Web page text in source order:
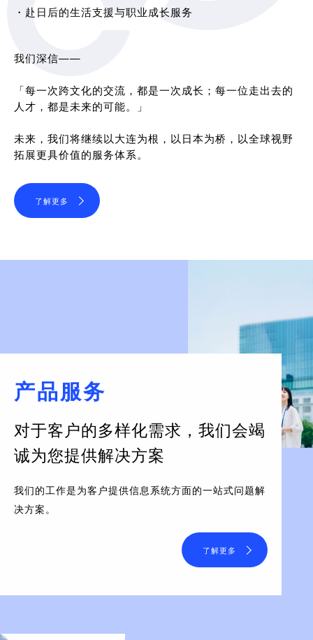
・赴日后的生活支援与职业成长服务
我们深信——
「每一次跨文化的交流，都是一次成长；每一位走出去的
人才，都是未来的可能。」
未来，我们将继续以大连为根，以日本为桥，以全球视野
拓展更具价值的服务体系。
了解更多
产品服务
对于客户的多样化需求， 我们会竭
诚为您提供解决方案
我们的工作是为客户提供信息系统方面的一站式问题解
决方案。
了解更多